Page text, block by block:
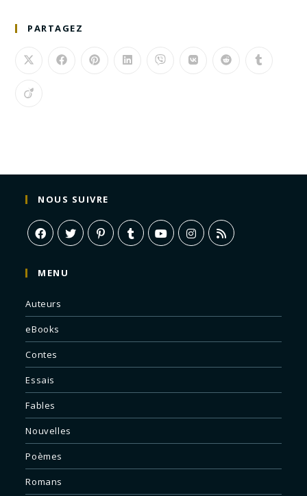
PARTAGEZ
NOUS SUIVRE
MENU
Auteurs
eBooks
Contes
Essais
Fables
Nouvelles
Poèmes
Romans